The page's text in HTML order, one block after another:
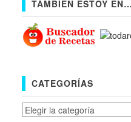
TAMBIÉN ESTOY EN…
CATEGORÍAS
Categorías